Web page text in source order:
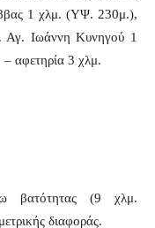
1 χλμ. (ΥΨ. 230μ.),
Αγ. Ιωάννη Κυνηγού 1
– αφετηρία 3 χλμ.
βατότητας (9 χλμ.
διαφοράς.